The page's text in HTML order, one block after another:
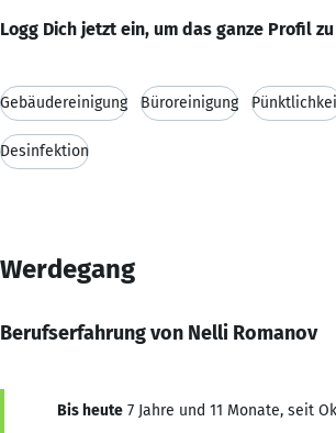
Logg Dich jetzt ein, um das ganze Profil
Gebäudereinigung Büroreinigung
Desinfektion
Werdegang
Berufserfahrung von Nelli Romanov
Bis heute 7 Jahre und 11 Monate, seit